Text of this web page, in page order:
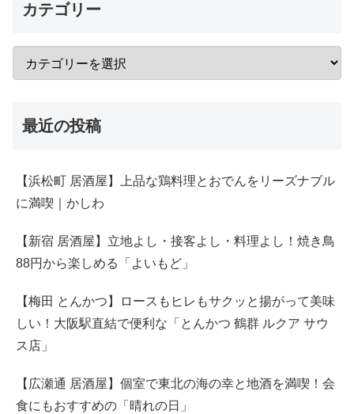
カテゴリー
最近の投稿
【浜松町 居酒屋】上品な鶏料理とおでんをリーズナブル
に満喫｜かしわ
【新宿 居酒屋】立地よし・接客よし・料理よし！焼き鳥
88円から楽しめる「よいもど」
【梅田 とんかつ】ロースもヒレもサクッと揚がって美味
しい！大阪駅直結で便利な「とんかつ 鶴群 ルクア サウ
ス店」
【広瀬通 居酒屋】個室で東北の海の幸と地酒を満喫！会
食にもおすすめの「晴れの日」